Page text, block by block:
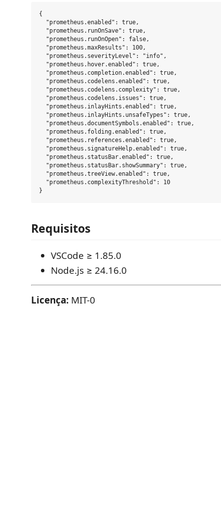
{
  "prometheus.enabled": true,
  "prometheus.runOnSave": true,
  "prometheus.runOnOpen": false,
  "prometheus.maxResults": 100,
  "prometheus.severityLevel": "info",
  "prometheus.hover.enabled": true,
  "prometheus.completion.enabled": true,
  "prometheus.codelens.enabled": true,
  "prometheus.codelens.complexity": true,
  "prometheus.codelens.issues": true,
  "prometheus.inlayHints.enabled": true,
  "prometheus.inlayHints.unsafeTypes": true,
  "prometheus.documentSymbols.enabled": true,
  "prometheus.folding.enabled": true,
  "prometheus.references.enabled": true,
  "prometheus.signatureHelp.enabled": true,
  "prometheus.statusBar.enabled": true,
  "prometheus.statusBar.showSummary": true,
  "prometheus.treeView.enabled": true,
  "prometheus.complexityThreshold": 10
Requisitos
VSCode ≥ 1.85.0
Node.js ≥ 24.16.0
Licença: MIT-0